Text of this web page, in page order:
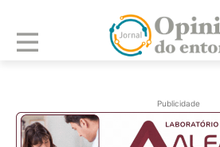
Publicidade